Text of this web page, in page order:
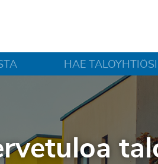
HAE TALOYHTIÖSI